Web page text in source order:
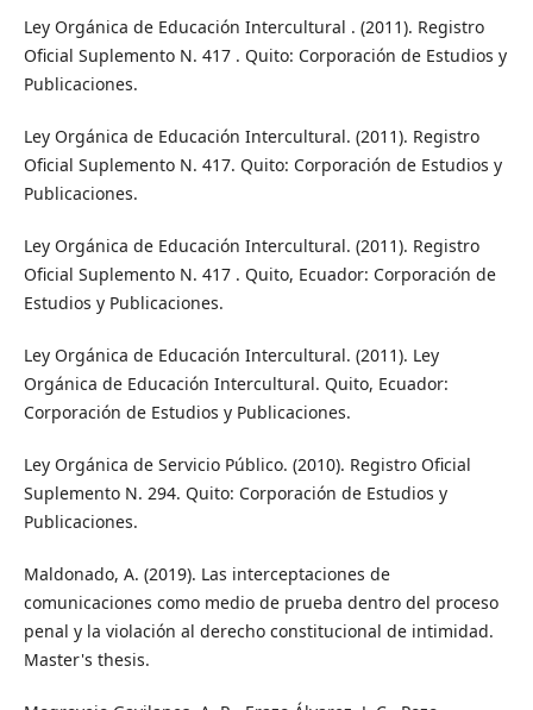
Ley Orgánica de Educación Intercultural . (2011). Registro
Oficial Suplemento N. 417 . Quito: Corporación de Estudios y
Publicaciones.
Ley Orgánica de Educación Intercultural. (2011). Registro
Oficial Suplemento N. 417. Quito: Corporación de Estudios y
Publicaciones.
Ley Orgánica de Educación Intercultural. (2011). Registro
Oficial Suplemento N. 417 . Quito, Ecuador: Corporación de
Estudios y Publicaciones.
Ley Orgánica de Educación Intercultural. (2011). Ley
Orgánica de Educación Intercultural. Quito, Ecuador:
Corporación de Estudios y Publicaciones.
Ley Orgánica de Servicio Público. (2010). Registro Oficial
Suplemento N. 294. Quito: Corporación de Estudios y
Publicaciones.
Maldonado, A. (2019). Las interceptaciones de
comunicaciones como medio de prueba dentro del proceso
penal y la violación al derecho constitucional de intimidad.
Master's thesis.